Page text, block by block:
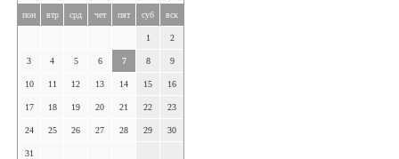
пон втр срд чет пят суб вск
1 2
3 4 5 6 7 8 9
10 11 12 13 14 15 16
17 18 19 20 21 22 23
24 25 26 27 28 29 30
31